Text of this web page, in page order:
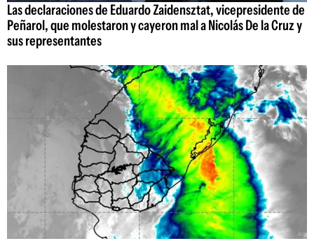
Las declaraciones de Eduardo Zaidensztat, vicepresidente de
Peñarol, que molestaron y cayeron mal a Nicolás De la Cruz y
sus representantes